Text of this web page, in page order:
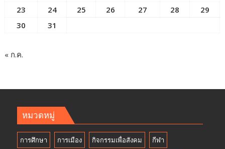
23
24 25 26 27 28
29
30
31
« ก.ค.
หมวดหมู่
การศึกษา การเมือง กิจกรรมเพื่อสังคม กีฬา